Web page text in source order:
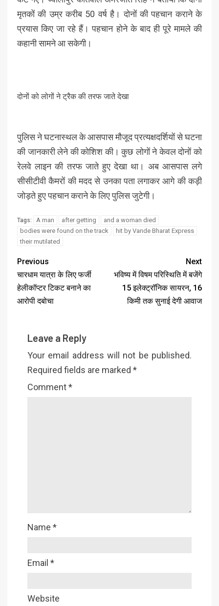
मृतकों की उम्र करीब 50 वर्ष है। दोनों की पहचान कराने के
प्रयास किए जा रहे हैं। पहचान होने के बाद ही पूरे मामले की
कहानी सामने आ सकेगी।
दोनों को लोगों ने ट्रैक की तरफ जाते देखा
पुलिस ने घटनास्थल के आसपास मौजूद प्रत्यक्षदर्शियों से घटना
की जानकारी लेने की कोशिश की। कुछ लोगों ने केवल दोनों को
रेलवे लाइन की तरफ जाते हुए देखा था। अब आसपास लगे
सीसीटीवी कैमरों की मदद से उनका पता लगाकर आगे की कड़ी
जोड़ते हुए पहचान कराने के लिए पुलिस जुटेगी।
Tags: A man after getting
and a woman died
bodies were found on the track
hit by Vande Bharat Express
their mutilated
Previous
चारधाम यात्रा के लिए फर्जी
हेलीकॉप्टर टिकट बनाने का
आरोपी दबोचा
Next
भविष्य में विषम परिस्थिति में बजेंगे
15 इलेक्ट्राॅनिक सायरन, 16
किमी तक सुनाई देगी आवाज
Leave a Reply
Your email address will not be published.
Required fields are marked *
Comment*
Name *
Email *
Website